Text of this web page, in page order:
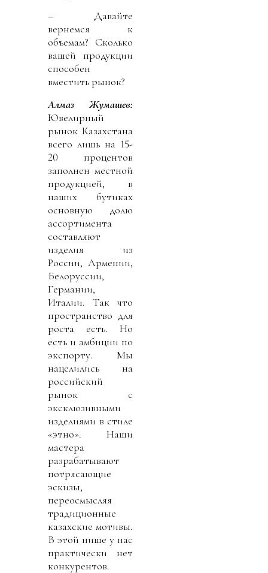
– Давайте
вернемся к
объемам? Сколько
вашей продукции
способен
вместить рынок?
Алмаз Жумашев:
Ювелирный
рынок Казахстана
всего лишь на 15-
20 процентов
заполнен местной
продукцией, в
наших бутиках
основную долю
ассортимента
составляют
изделия из
России, Армении,
Белоруссии,
Германии,
Италии. Так что
пространство для
роста есть. Но
есть и амбиции по
экспорту. Мы
нацелились на
российский
рынок с
эксклюзивными
изделиями в стиле
«этно». Наши
мастера
разрабатывают
потрясающие
эскизы,
переосмысляя
традиционные
казахские мотивы.
В этой нише у нас
практически нет
конкурентов.